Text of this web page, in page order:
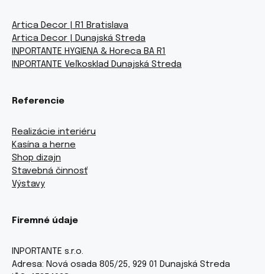
Artica Decor | R1 Bratislava
Artica Decor | Dunajská Streda
INPORTANTE HYGIENA & Horeca BA R1
INPORTANTE Veľkosklad Dunajská Streda
Referencie
Realizácie interiéru
Kasína a herne
Shop dizajn
Stavebná činnosť
Výstavy
Firemné údaje
INPORTANTE s.r.o.
Adresa: Nová osada 805/25, 929 01 Dunajská Streda